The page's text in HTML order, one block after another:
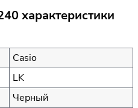
характеристики
Casio
LK
Черный